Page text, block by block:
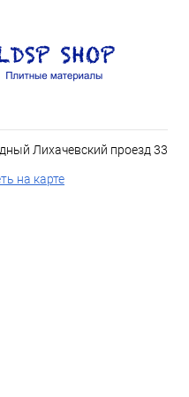
Лихачевский проезд 33
на карте